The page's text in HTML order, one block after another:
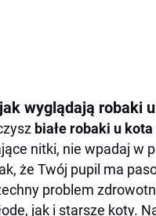
wyglądają robaki
białe robaki u kota
nitki, nie wpadaj w
że Twój pupil ma
problem
jak i starsze koty.